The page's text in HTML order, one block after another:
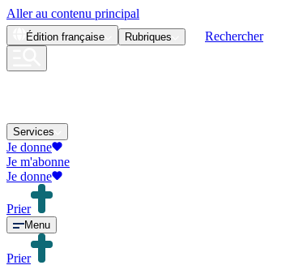
Aller au contenu principal
Édition française Rubriques Rechercher
Services
Je donne
Je m'abonne
Je donne
Prier
Menu
Prier